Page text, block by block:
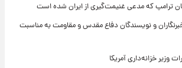
ترامپ که مدعی غنیمت‌گیری از ایران شده است
و نویسندگان دفاع مقدس و مقاومت به مناسبت
وزیر خزانه‌داری آمریکا